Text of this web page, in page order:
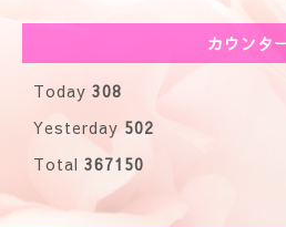
カウンタ
Today 308
Yesterday 502
Total 367150